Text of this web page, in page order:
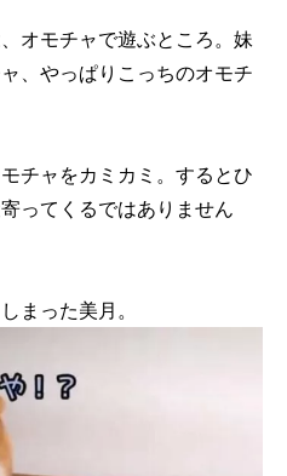
オモチャで遊ぶところ。妹
、やっぱりこっちのオモチ
チャをカミカミ。するとひ
ってくるではありません
まった美月。